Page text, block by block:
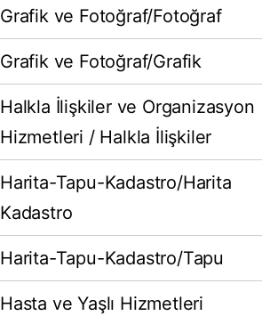
Grafik ve Fotoğraf/Fotoğraf
Grafik ve Fotoğraf/Grafik
Halkla İlişkiler ve Organizasyon
Hizmetleri / Halkla İlişkiler
Harita-Tapu-Kadastro/Harita
Kadastro
Harita-Tapu-Kadastro/Tapu
Hasta ve Yaşlı Hizmetleri